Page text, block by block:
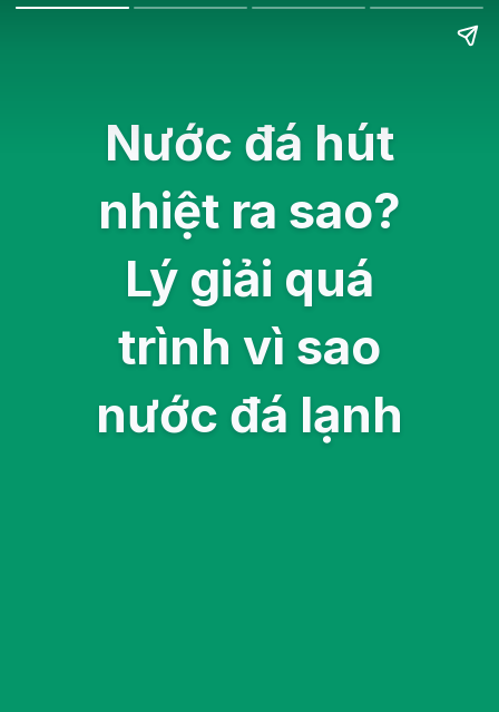
Nước đá hút
nhiệt ra sao?
Lý giải quá
trình vì sao
nước đá lạnh